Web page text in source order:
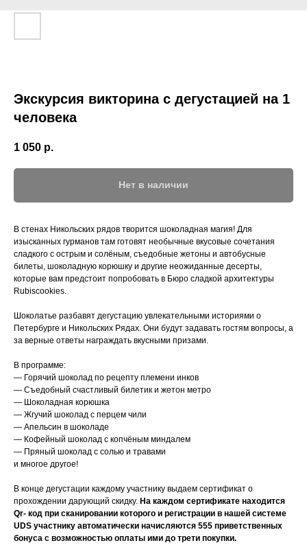
Экскурсия викторина с дегустацией на 1
человека
1 050 р.
Нет в наличии
В стенах Никольских рядов творится шоколадная магия! Для
изысканных гурманов там готовят необычные вкусовые сочетания
сладкого с острым и солёным, съедобные жетоны и автобусные
билеты, шоколадную корюшку и другие неожиданные десерты,
которые вам предстоит попробовать в Бюро сладкой архитектуры
Rubiscookies.
Шоколатье разбавят дегустацию увлекательными историями о
Петербурге и Никольских Рядах. Они будут задавать гостям вопросы, а
за верные ответы награждать вкусными призами.
В программе:
— Горячий шоколад по рецепту племени инков
— Съедобный счастливый билетик и жетон метро
— Шоколадная корюшка
— Жгучий шоколад с перцем чили
— Апельсин в шоколаде
— Кофейный шоколад с копчёным миндалем
— Пряный шоколад с солью и травами
и многое другое!
В конце дегустации каждому участнику выдаем сертификат о
прохождении дарующий скидку. На каждом сертификате находится
Qr- код при сканировании которого и регистрации в нашей системе
UDS участнику автоматически начисляются 555 приветственных
бонуса с возможностью оплаты ими до трети покупки.